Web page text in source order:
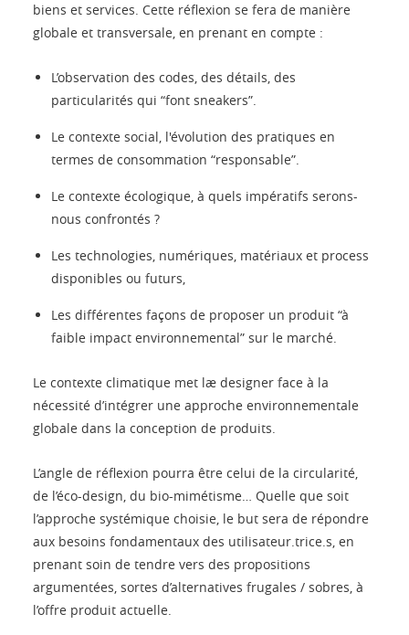
biens et services. Cette réflexion se fera de manière
globale et transversale, en prenant en compte :
L’observation des codes, des détails, des
particularités qui “font sneakers”.
Le contexte social, l'évolution des pratiques en
termes de consommation “responsable”.
Le contexte écologique, à quels impératifs serons-
nous confrontés ?
Les technologies, numériques, matériaux et process
disponibles ou futurs,
Les différentes façons de proposer un produit “à
faible impact environnemental” sur le marché.
Le contexte climatique met læ designer face à la
nécessité d’intégrer une approche environnementale
globale dans la conception de produits.
L’angle de réflexion pourra être celui de la circularité,
de l’éco-design, du bio-mimétisme… Quelle que soit
l’approche systémique choisie, le but sera de répondre
aux besoins fondamentaux des utilisateur.trice.s, en
prenant soin de tendre vers des propositions
argumentées, sortes d’alternatives frugales / sobres, à
l’offre produit actuelle.